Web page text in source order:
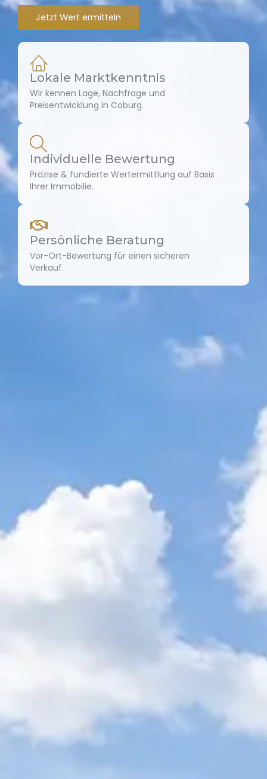
Jetzt Wert ermitteln
Lokale Marktkenntnis
Wir kennen Lage, Nachfrage und
Preisentwicklung in Coburg.
Individuelle Bewertung
Präzise & fundierte Wertermittlung auf Basis
Ihrer Immobilie.
Persönliche Beratung
Vor-Ort-Bewertung für einen sicheren
Verkauf.